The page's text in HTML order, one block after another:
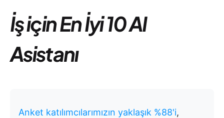
İş için En İyi 10 AI
Asistanı
Anket katılımcılarımızın yaklaşık %88'i,